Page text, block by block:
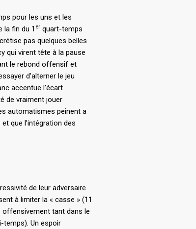
pour les uns et les
la fin du 1 er quart-temps
pas quelques belles
qui virent tête à la pause
le rebond offensif et
d’alterner le jeu
accentue l’écart
de vraiment jouer
automatismes peinent a
que l’intégration des
de leur adversaire.
à limiter la « casse » (11
offensivement tant dans le
temps). Un espoir